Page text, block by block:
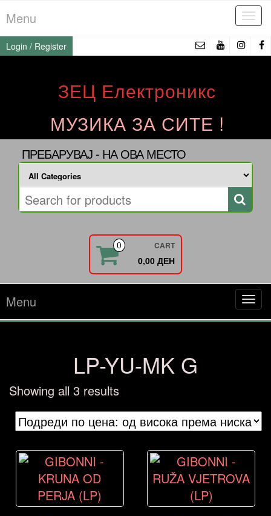
to
the
content
Menu
Login / Register
ЗЕЦ Електроникс
МУЗИКА ЗА СИТЕ !
ПРЕБАРУВАЈ - НА ОВА МЕСТО
0 CART
0,00 ДЕН
Menu
LP-YU-MK G
Showing all 3 resultsSorted
by
price:
to